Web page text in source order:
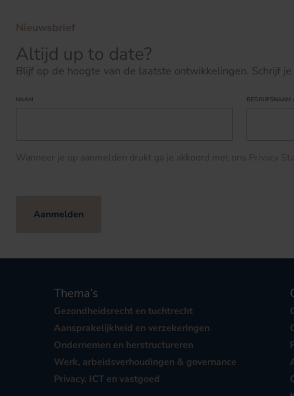
Nieuwsbrief
Altijd up to date?
Blijf op de hoogte van de laatste ontwikkelingen. Schrijf je
NAAM BEDRIJFSNAAM
Wanneer je op aanmelden drukt ga je akkoord met ons Privacy
Aanmelden
Thema’s
Gezondheidsrecht en tuchtrecht
Aansprakelijkheid en verzekeringen
Ondernemen en herstructureren
Werk, arbeidsverhoudingen & governance
Privacy, ICT en vastgoed